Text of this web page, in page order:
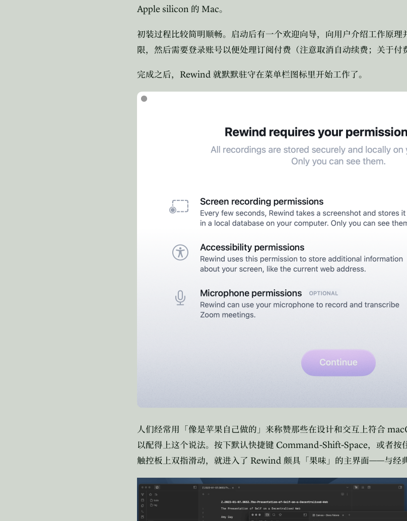
Apple silicon 的 Mac。
初装过程比较简明顺畅。启动后有一个欢迎向导，向用户介绍工作原
限，然后需要登录账号以便处理订阅付费（注意取消自动续费；关于付
完成之后， Rewind 就默默驻守在菜单栏图标里开始工作了。
人们经常用「像是苹果自己做的」来称赞那些在设计和交互上符合
以配得上这个说法。按下默认快捷键 Command-Shift-Space，或者按
触控板上双指滑动，就进入了 Rewind 颇具「果味」的主界面——与经